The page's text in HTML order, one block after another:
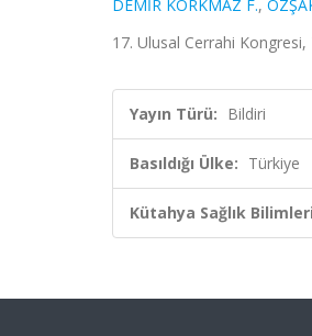
DEMİR KORKMAZ F.,
17. Ulusal Cerrahi
Yayın Türü: Bildiri
Basıldığı Ülke: Türkiye
Kütahya Sağlık